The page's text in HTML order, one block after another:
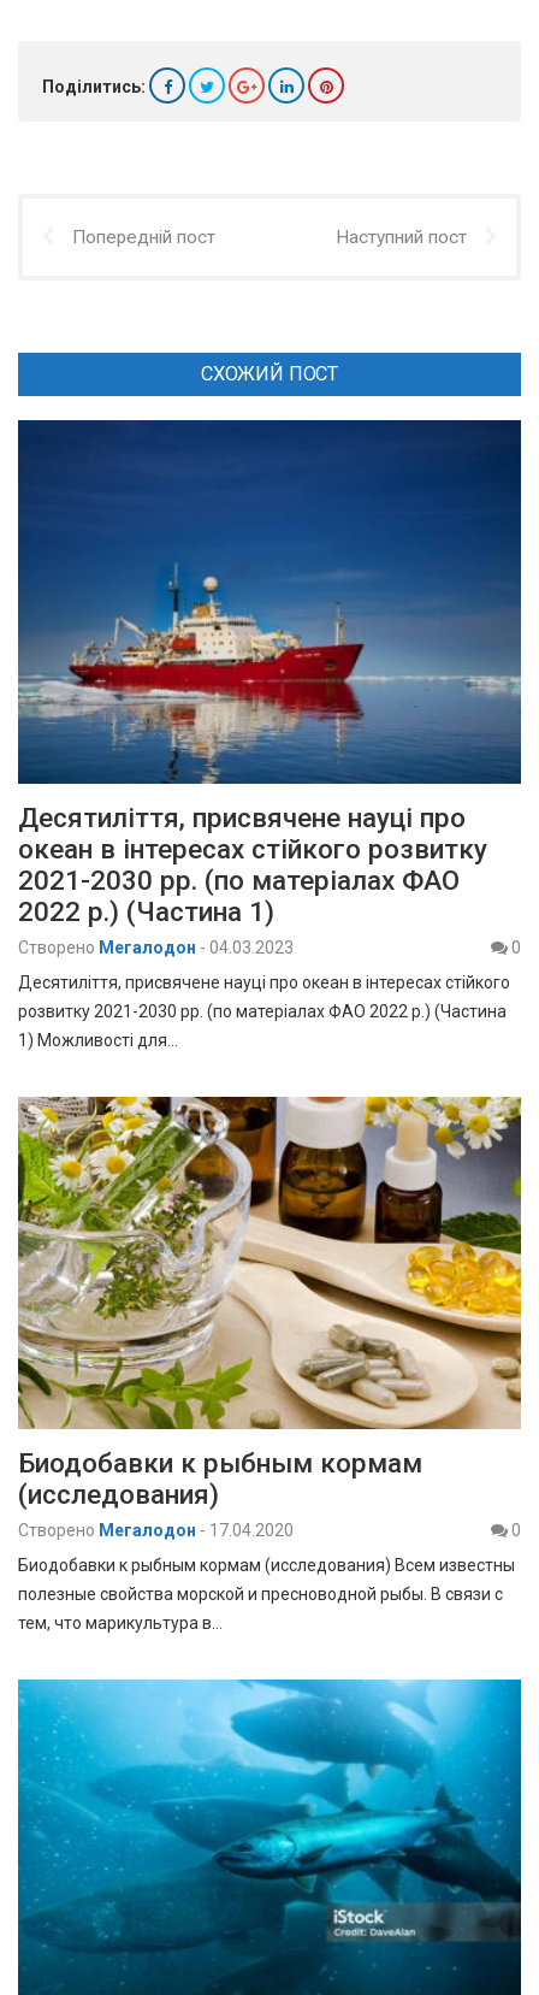
Поділитись:
Попередній пост Наступний пост
СХОЖИЙ ПОСТ
Десятиліття, присвячене науці про
океан в інтересах стійкого розвитку
2021-2030 рр. (по матеріалах ФАО
2022 р.) (Частина 1)
Створено Мегалодон - 04.03.2023
0
Десятиліття, присвячене науці про океан в інтересах стійкого
розвитку 2021-2030 рр. (по матеріалах ФАО 2022 р.) (Частина
1) Можливості для…
Биодобавки к рыбным кормам
(исследования)
Створено Мегалодон - 17.04.2020
0
Биодобавки к рыбным кормам (исследования) Всем известны
полезные свойства морской и пресноводной рыбы. В связи с
тем, что марикультура в…